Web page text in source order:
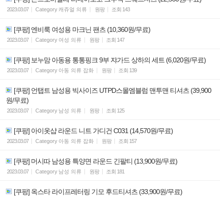
2023.03.07 Category 캐쥬얼 의류 원팡 조회 143
[쿠팡] 엔비룩 여성용 마크닌 팬츠 (10,360원/무료)
2023.03.07 Category 여성 의류 원팡 조회 147
[쿠팡] 보누맘 아동용 통통핑크 9부 쟈가드 상하의 세트 (6,020원/무료)
2023.03.07 Category 아동 의류 잡화 원팡 조회 139
[쿠팡] 언탭트 남성용 빅사이즈 UTPD스몰엠블럼 맨투맨 티셔츠 (39,900
원/무료)
2023.03.07 Category 남성 의류 원팡 조회 125
[쿠팡] 아이옷샵 라운드 니트 가디건 C031 (14,570원/무료)
2023.03.07 Category 아동 의류 잡화 원팡 조회 157
[쿠팡] 머시따 남성용 특양면 라운드 긴팔티 (13,900원/무료)
2023.03.07 Category 남성 의류 원팡 조회 181
[쿠팡] 옥스타 라이프레터링 기모 후드티셔츠 (33,900원/무료)